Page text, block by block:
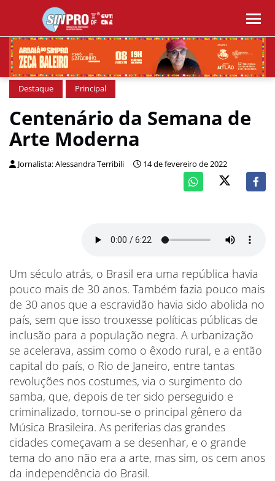
Destaque Principal
Centenário da Semana de
Arte Moderna
Jornalista: Alessandra Terribili 14 de fevereiro de 2022
Um século atrás, o Brasil era uma república havia
pouco mais de 30 anos. Também fazia pouco mais
de 30 anos que a escravidão havia sido abolida no
país, sem que isso trouxesse políticas públicas de
inclusão para a população negra. A urbanização
se acelerava, assim como o êxodo rural, e a então
capital do país, o Rio de Janeiro, entre tantas
revoluções nos costumes, via o surgimento do
samba, que, depois de ter sido perseguido e
criminalizado, tornou-se o principal gênero da
Música Brasileira. As periferias das grandes
cidades começavam a se desenhar, e o grande
tema do ano não era a arte, mas sim, os cem anos
da independência do Brasil.